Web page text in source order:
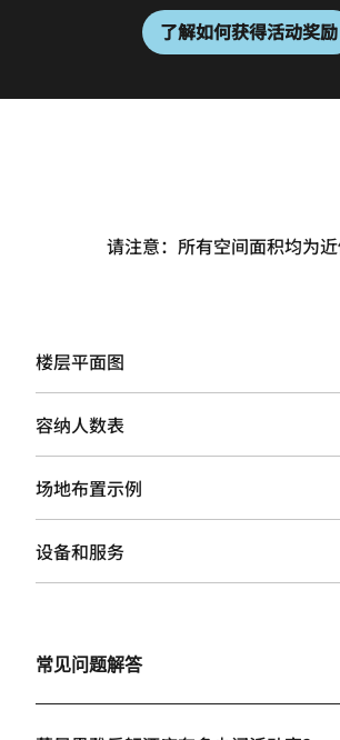
了解如何获得活动奖励
请注意：所有空间面积均为近
楼层平面图
容纳人数表
场地布置示例
设备和服务
常见问题解答